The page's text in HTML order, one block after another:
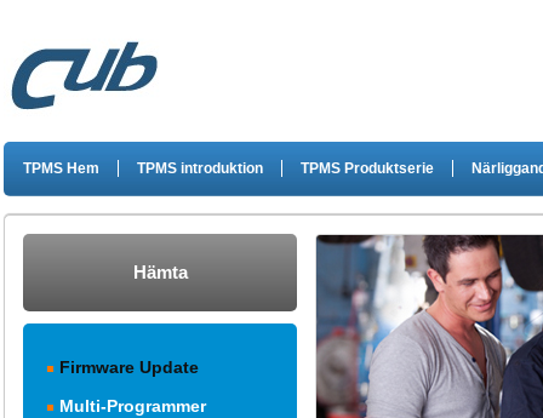
TPMS Hem TPMS introduktion TPMS Produktserie
Hämta
Firmware Update
Multi-Programmer